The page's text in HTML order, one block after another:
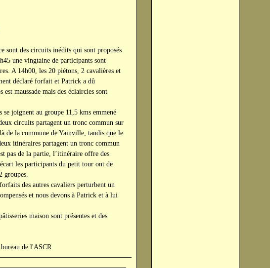
sont des circuits inédits qui sont proposés
une vingtaine de participants sont
A 14h00, les 20 piétons, 2 cavalières et
déclaré forfait et Patrick a dû
maussade mais des éclaircies sont
joignent au groupe 11,5 kms emmené
circuits partagent un tronc commun sur
de la commune de Yainville, tandis que le
itinéraires partagent un tronc commun
pas de la partie, l’itinéraire offre des
les participants du petit tour ont de
groupes.
des autres cavaliers perturbent un
et nous devons à Patrick et à lui
maison sont présentes et des
et le bureau de l'ASCR